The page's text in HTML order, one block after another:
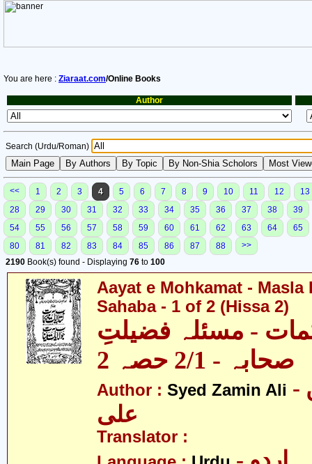
You are here : Ziaraat.com/Online Books
Author
Search (Urdu/Roman)
<< 1 2 3 4 5 6 7 8 9 10 11 12
13
28
29 30 31 32 33 34 35 36 37 38
39
54
55 56 57 58 59 60 61 62 63 64
65
80
81 82 83 84 85 86 87 88
>>
2190 Book(s) found - Displaying 76 to 100
Aayat e Mohkamat - Masla
Sahaba - 1 of 2 (Hissa 2)
- مسئلہ فضیلتِ
صحابہ - 2/1 حصہ 2
Author : Syed Zamin Ali - سید ضامن
علی
Translator :